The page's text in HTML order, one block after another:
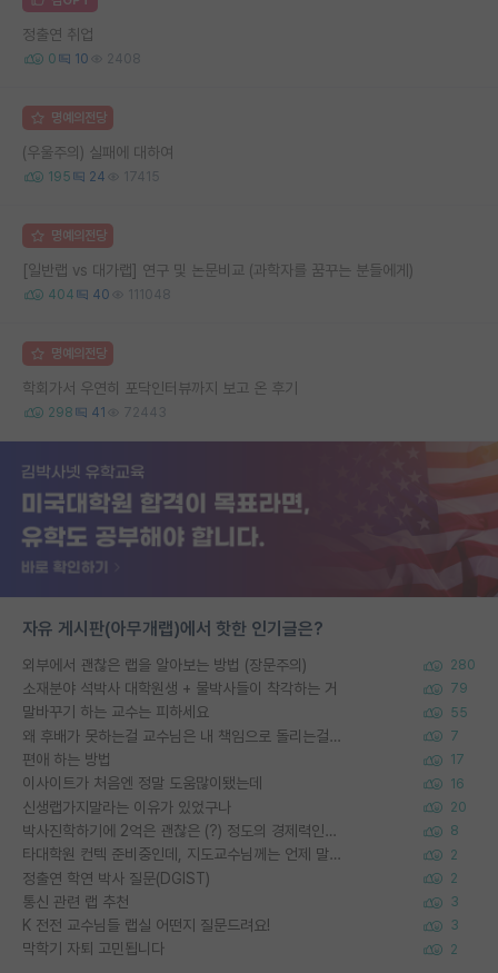
정출연 취업
0 10 2408
명예의전당
(우울주의) 실패에 대하여
195 24 17415
명예의전당
[일반랩 vs 대가랩] 연구 및 논문비교 (과학자를 꿈꾸는 분들에게)
404 40 111048
명예의전당
학회가서 우연히 포닥인터뷰까지 보고 온 후기
298 41 72443
자유 게시판(아무개랩)에서 핫한 인기글은?
외부에서 괜찮은 랩을 알아보는 방법 (장문주의) 280
소재분야 석박사 대학원생 + 물박사들이 착각하는 거 79
말바꾸기 하는 교수는 피하세요 55
왜 후배가 못하는걸 교수님은 내 책임으로 돌리는걸까요? 7
편애 하는 방법 17
이사이트가 처음엔 정말 도움많이됐는데 16
신생랩가지말라는 이유가 있었구나 20
박사진학하기에 2억은 괜찮은 (?) 정도의 경제력인가요 8
타대학원 컨텍 준비중인데, 지도교수님께는 언제 말씀드려야 할까요? 2
정출연 학연 박사 질문(DGIST) 2
통신 관련 랩 추천 3
K 전전 교수님들 랩실 어떤지 질문드려요! 3
막학기 자퇴 고민됩니다 2